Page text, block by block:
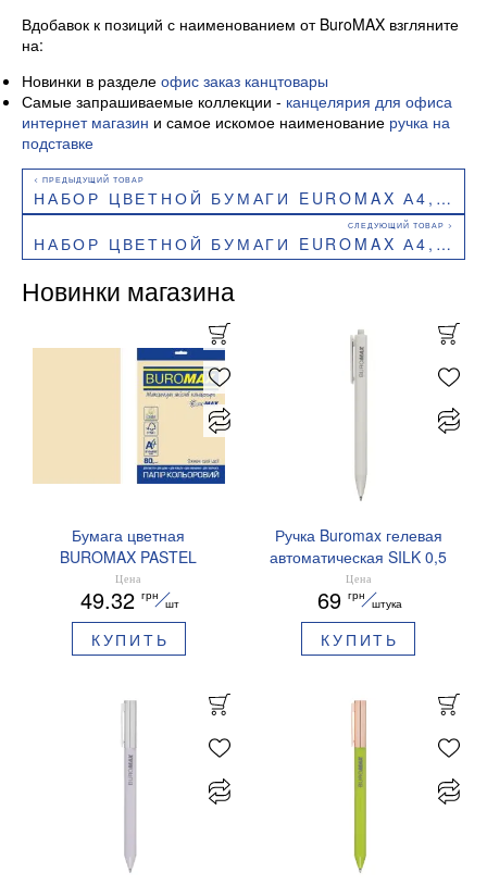
Вдобавок к позиций с наименованием от BuroMAX взгляните
на:
Новинки в разделе офис заказ канцтовары
Самые запрашиваемые коллекции - канцелярия для офиса
интернет магазин и самое искомое наименование ручка на
подставке
НАБОР ЦВЕТНОЙ БУМАГИ EUROMAX А4, 80Г/М2, PASTEL NEON, 10 ЦВЕТОВ, 50 ЛИСТОВ BUROMAX BM.2721750E-99
НАБОР ЦВЕТНОЙ БУМАГИ EUROMAX А4, 80Г/М2, PASTEL, 5 ЦВЕТОВ, 50 ЛИСТОВ, BUROMAX BM.2721250E-99
Новинки магазина
Бумага цветная
BUROMAX PASTEL
EUROMAX 20 арк А4 80 г/
мс BM.2721220E-08
Цена
49.32 грн
шт
КУПИТЬ
Ручка Buromax гелевая
автоматическая SILK 0,5
мм синие чернила
BM.83100
Цена
69 грн
штука
КУПИТЬ